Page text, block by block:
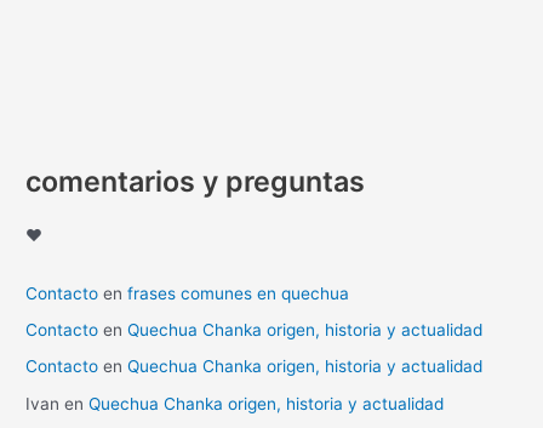
comentarios y preguntas
♥
Contacto enfrases comunes en quechua
Contacto enQuechua Chanka origen, historia y actualidad
Contacto enQuechua Chanka origen, historia y actualidad
Ivan enQuechua Chanka origen, historia y actualidad